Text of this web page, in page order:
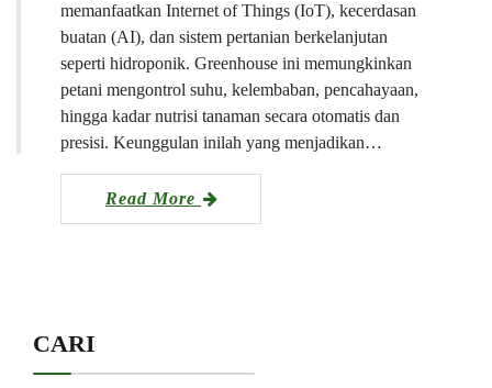
memanfaatkan Internet of Things (IoT), kecerdasan
buatan (AI), dan sistem pertanian berkelanjutan
seperti hidroponik. Greenhouse ini memungkinkan
petani mengontrol suhu, kelembaban, pencahayaan,
hingga kadar nutrisi tanaman secara otomatis dan
presisi. Keunggulan inilah yang menjadikan…
Read More
CARI